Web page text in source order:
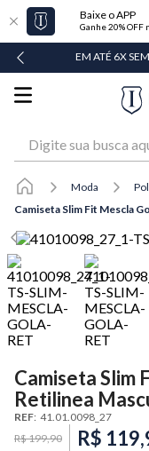
Baixe o APP
Ganhe 20% OFF
EM ATÉ 6X
Moda
Camiseta Slim
Retilinea
REF: 41.01.0098_27
R$199,90 R$ 119,